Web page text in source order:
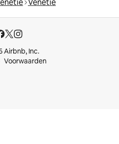
Venetië
Airbnb, Inc.
Voorwaarden